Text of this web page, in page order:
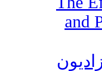
and